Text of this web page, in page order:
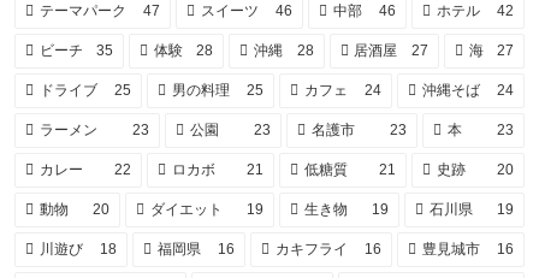
テーマパーク 47 スイーツ 46 中部 46 ホテル 42
ビーチ 35 体験 28 沖縄 28 居酒屋 27 海 27
ドライブ 25 男の料理 25 カフェ 24 沖縄そば 24
ラーメン 23 公園 23 名護市 23 本 23
カレー 22 ロカボ 21 低糖質 21 史跡 20
動物 20 ダイエット 19 生き物 19 石川県 19
川遊び 18 福岡県 16 カキフライ 16 豊見城市 16